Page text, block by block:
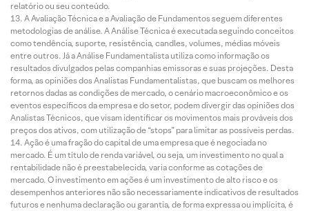
relatório ou seu conteúdo.
A Avaliação Técnica e a Avaliação de Fundamentos seguem diferentes
metodologias de análise. A Análise Técnica é executada seguindo conceitos
como tendência, suporte, resistência, candles, volumes, médias móveis
entre outros. Já a Análise Fundamentalista utiliza como informação os
resultados divulgados pelas companhias emissoras e suas projeções. Desta
forma, as opiniões dos Analistas Fundamentalistas, que buscam os melhores
retornos dadas as condições de mercado, o cenário macroeconômico e os
eventos específicos da empresa e do setor, podem divergir das opiniões dos
Analistas Técnicos, que visam identificar os movimentos mais prováveis dos
preços dos ativos, com utilização de “stops” para limitar as possíveis perdas.
Ação é uma fração do capital de uma empresa que é negociada no
mercado. É um título de renda variável, ou seja, um investimento no qual a
rentabilidade não é preestabelecida, varia conforme as cotações de
mercado. O investimento em ações é um investimento de alto risco e os
desempenhos anteriores não são necessariamente indicativos de resultados
futuros e nenhuma declaração ou garantia, de forma expressa ou implícita, é